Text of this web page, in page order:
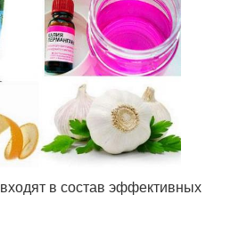
в состав эффективных